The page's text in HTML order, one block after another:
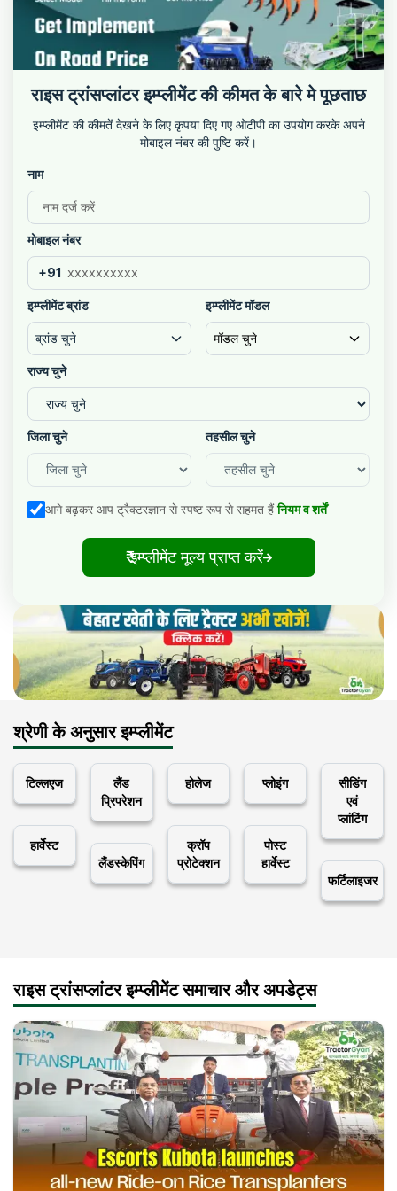
राइस ट्रांसप्लांटर इम्प्लीमेंट की कीमत के बारे मे पूछताछ
इम्प्लीमेंट की कीमतें देखने के लिए कृपया दिए गए ओटीपी का उपयोग करके अपने
मोबाइल नंबर की पुष्टि करें।
नाम
मोबाइल नंबर
+91
इम्प्लीमेंट ब्रांड
ब्रांड चुने
इम्प्लीमेंट मॉडल
मॉडल चुने
राज्य चुने
जिला चुने तहसील चुने
आगे बढ़कर आप ट्रैक्टरज्ञान से स्पष्ट रूप से सहमत हैं नियम व शर्तें
₹ इम्प्लीमेंट मूल्य प्राप्त करें
श्रेणी के अनुसार इम्प्लीमेंट
टिल्लएज
हार्वेस्ट
लैंड
प्रिपरेशन
लैंडस्केपिंग
होलेज
क्रॉप
प्रोटेक्शन
प्लोइंग
पोस्ट
हार्वेस्ट
सीडिंग
एवं
प्लांटिंग
फर्टिलाइजर
राइस ट्रांसप्लांटर इम्प्लीमेंट समाचार और अपडेट्स